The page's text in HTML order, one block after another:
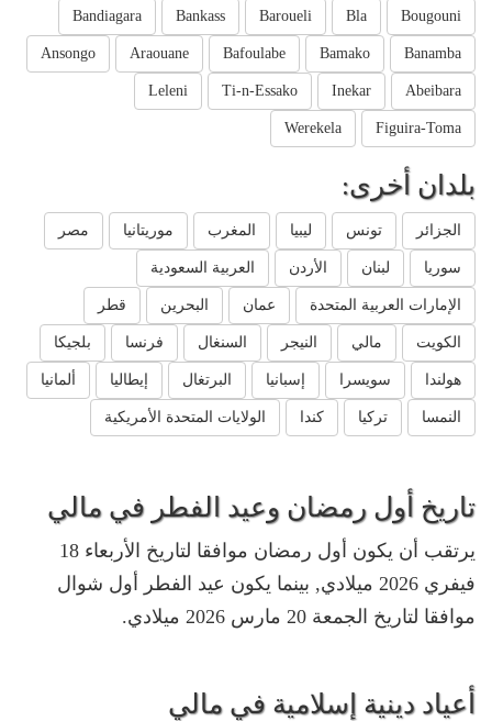
Bougouni
Bla
Baroueli
Bankass
Bandiagara
Banamba
Bamako
Bafoulabe
Araouane
Ansongo
Abeibara
Inekar
Ti-n-Essako
Leleni
Figuira-Toma
Werekela
بلدان أخرى:
الجزائر تونس ليبيا المغرب موريتانيا مصر
سوريا لبنان الأردن العربية السعودية
الإمارات العربية المتحدة عمان البحرين قطر
الكويت مالي النيجر السنغال فرنسا بلجيكا
هولندا سويسرا إسبانيا البرتغال إيطاليا ألمانيا
النمسا تركيا كندا الولايات المتحدة الأمريكية
تاريخ أول رمضان وعيد الفطر في مالي
يرتقب أن يكون أول رمضان موافقا لتاريخ الأربعاء 18
فيفري 2026 ميلادي, بينما يكون عيد الفطر أول شوال
موافقا لتاريخ الجمعة 20 مارس 2026 ميلادي.
أعياد دينية إسلامية في مالي